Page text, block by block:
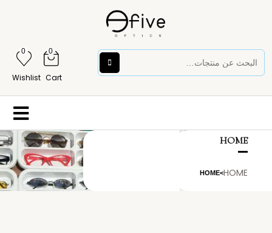
0
Cart
0
Wishlist
HOME
HOME
>
HOME